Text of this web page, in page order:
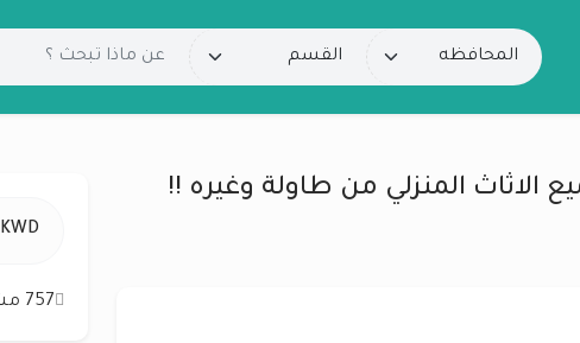
الاثاث المنزلي من طاولة وغيره !!
KWD
757 مشاهدات